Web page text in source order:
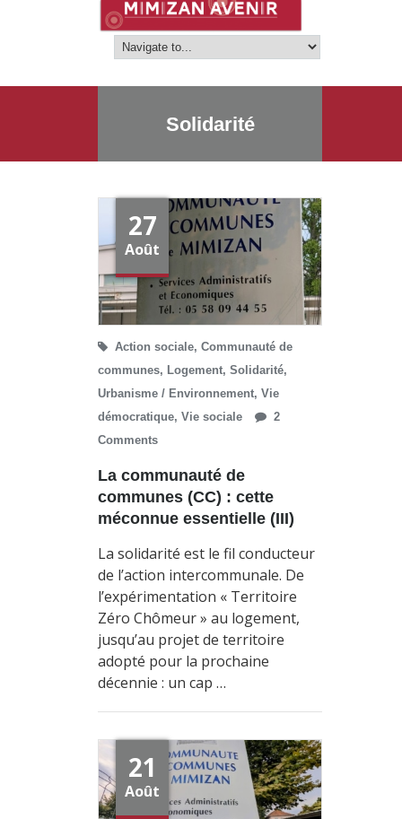
Solidarité
27
Août
Action sociale, Communauté de
communes, Logement, Solidarité,
Urbanisme / Environnement, Vie
démocratique, Vie sociale
2
Comments
La communauté de
communes (CC) : cette
méconnue essentielle (III)
La solidarité est le fil conducteur
de l’action intercommunale. De
l’expérimentation « Territoire
Zéro Chômeur » au logement,
jusqu’au projet de territoire
adopté pour la prochaine
décennie : un cap …
21
Août